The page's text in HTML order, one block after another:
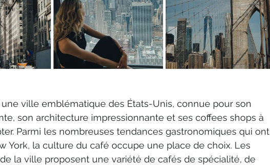
une ville emblématique des États-Unis, connue pour son
son architecture impressionnante et ses coffees shops à
Parmi les nombreuses tendances gastronomiques qui ont
York, la culture du café occupe une place de choix. Les
la ville proposent une variété de cafés de spécialité, de